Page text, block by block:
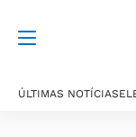
ÚLTIMAS NOTÍCIAS